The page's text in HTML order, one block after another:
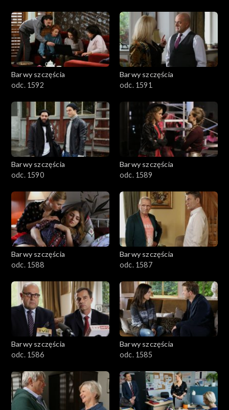
1801–1900
1701–1800
1601–1700
1501–1600
1401–1500
1301–1400
1101–1200
1001–1100
901–1000
801–900
782–800
Barwy szczęścia
odc. 1592
Barwy szczęścia
odc. 1591
Barwy szczęścia
odc. 1590
Barwy szczęścia
odc. 1589
Barwy szczęścia
odc. 1588
Barwy szczęścia
odc. 1587
Barwy szczęścia
odc. 1586
Barwy szczęścia
odc. 1585